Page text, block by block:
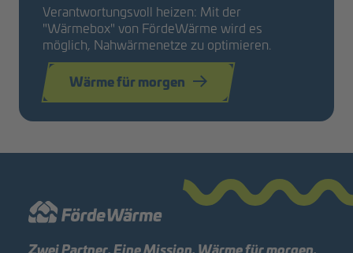
Verantwortungsvoll heizen: Mit der
"Wärmebox" von FördeWärme wird es
möglich, Nahwärmenetze zu optimieren.
Wärme für morgen
Zwei Partner. Eine Mission. Wärme für morgen.